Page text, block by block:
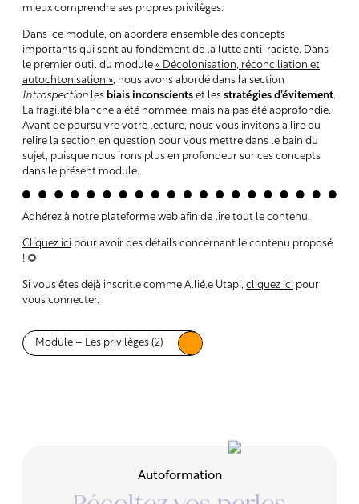
mieux comprendre ses propres privilèges.
Dans ce module, on abordera ensemble des concepts
importants qui sont au fondement de la lutte anti-raciste. Dans
le premier outil du module « Décolonisation, réconciliation et
autochtonisation », nous avons abordé dans la section
Introspection les biais inconscients et les stratégies d’évitement.
La fragilité blanche a été nommée, mais n’a pas été approfondie.
Avant de poursuivre votre lecture, nous vous invitons à lire ou
relire la section en question pour vous mettre dans le bain du
sujet, puisque nous irons plus en profondeur sur ces concepts
dans le présent module.
Adhérez à notre plateforme web afin de lire tout le contenu.
Cliquez ici pour avoir des détails concernant le contenu proposé
! 🌻
Si vous êtes déjà inscrit.e comme Allié.e Utapi, cliquez ici pour
vous connecter.
Module – Les privilèges (2)
Autoformation